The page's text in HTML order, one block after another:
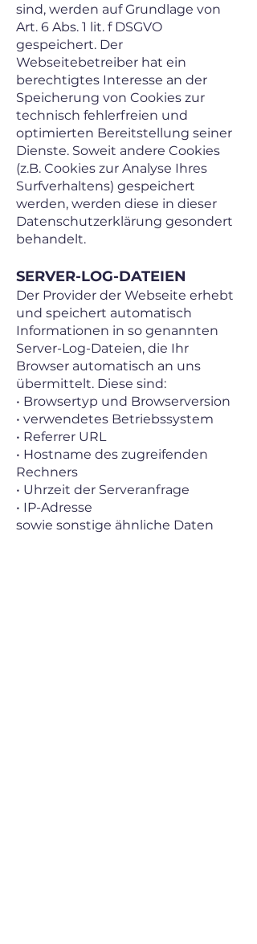
sind, werden auf Grundlage von
Art. 6 Abs. 1 lit. f DSGVO
gespeichert. Der
Webseitebetreiber hat ein
berechtigtes Interesse an der
Speicherung von Cookies zur
technisch fehlerfreien und
optimierten Bereitstellung seiner
Dienste. Soweit andere Cookies
(z.B. Cookies zur Analyse Ihres
Surfverhaltens) gespeichert
werden, werden diese in dieser
Datenschutzerklärung gesondert
behandelt.
SERVER-LOG-DATEIEN
Der Provider der Webseite erhebt
und speichert automatisch
Informationen in so genannten
Server-Log-Dateien, die Ihr
Browser automatisch an uns
übermittelt. Diese sind:
• Browsertyp und Browserversion
• verwendetes Betriebssystem
• Referrer URL
• Hostname des zugreifenden
Rechners
• Uhrzeit der Serveranfrage
• IP-Adresse
sowie sonstige ähnliche Daten